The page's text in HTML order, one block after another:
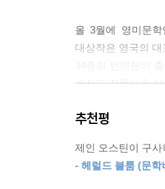
올 3월에 영미문
대상작은 영국의
원작의 작품성을
정확성이 매우 부
이번에 민음사에
서로 교차해서 검
추천평
제인 오스틴이 구
- 헤럴드 블룸 (문학